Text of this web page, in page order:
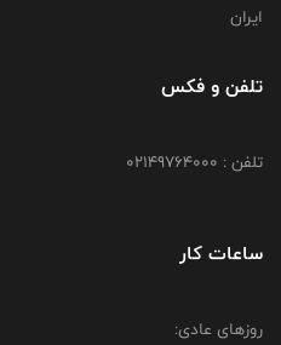
ایران
تلفن و فکس
تلفن : 02149764000
ساعات کار
روزهای عادی: